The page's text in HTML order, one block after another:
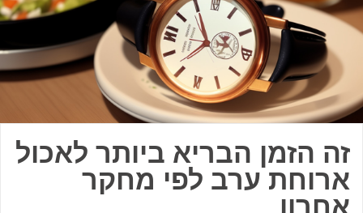
זה הזמן הבריא ביותר לאכול
ארוחת ערב לפי מחקר
אחרון